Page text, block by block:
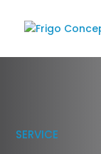
SERVICE